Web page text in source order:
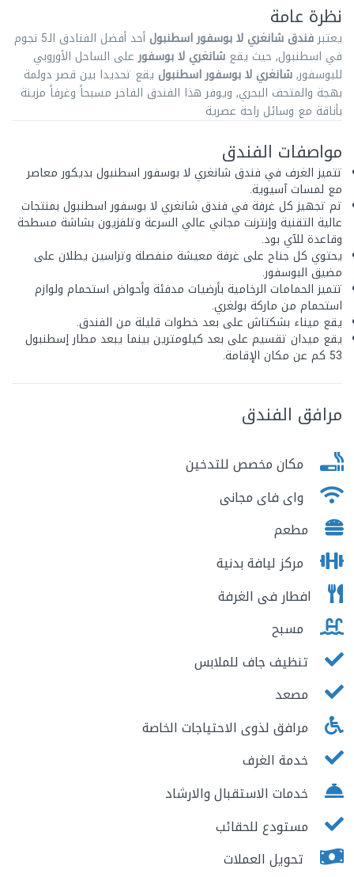
نظرة عامة
يعتبرفندق شانغري لا بوسفور اسطنبول
أحد أفضل الفنادق الـ5 نجوم
في اسطنبول, حيث يقع شانغري لا بوسفورعلى الساحل الأوروبي
للبوسفور,شانغري لا بوسفور اسطنبول يقع تحديدا بين قصر دولمة
بهجة والمتحف البحري, ويوفر هذا الفندق الفاخر مسبحاً وغرفاً مزينة
بأناقة مع وسائل راحة عصرية
مواصفات الفندق
تتميز الغرف في فندق شانغري لا بوسفور اسطنبول بديكور معاصر
مع لمسات آسيوية.
تم تجهيز كل غرفة في فندق شانغري لا بوسفور اسطنبول بمنتجات
عالية التقنية وإنترنت مجاني عالي السرعة وتلفزيون بشاشة مسطحة
وقاعدة للآي بود.
يحتوي كل جناح على غرفة معيشة منفصلة وتراسين يطلان على
مضيق البوسفور.
تتميز الحمامات الرخامية بأرضيات مدفئة وأحواض استحمام ولوازم
استحمام من ماركة بولغري.
يقع ميناء بشكتاش على بعد خطوات قليلة من الفندق.
يقع ميدان تقسيم على بعد كيلومترين بينما يبعد مطار إسطنبول
53 كم عن مكان الإقامة.
مرافق الفندق
مكان مخصص للتدخين
واى فاى مجانى
مطعم
مركز ليافة بدنية
افطار فى الغرفة
مسبح
تنظيف جاف للملابس
مصعد
مرافق لذوى الاحتياجات الخاصة
خدمة الغرف
خدمات الاستقبال والارشاد
مستودع للحقائب
تحويل العملات